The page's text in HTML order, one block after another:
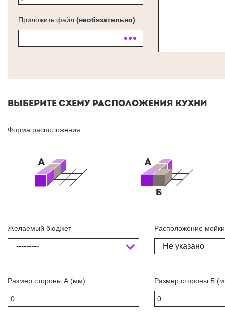
Приложить файл (необязательно)
ВЫБЕРИТЕ СХЕМУ РАСПОЛОЖЕНИЯ КУХНИ
Форма расположения
Желаемый бюджет
---------
Размер стороны А (мм)
Расположение мойки
Не указано
Размер стороны Б